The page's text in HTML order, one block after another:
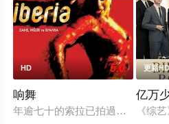
HD 5.0
响舞
年逾七十的索拉已拍過多次音樂
更新
亿万
《综